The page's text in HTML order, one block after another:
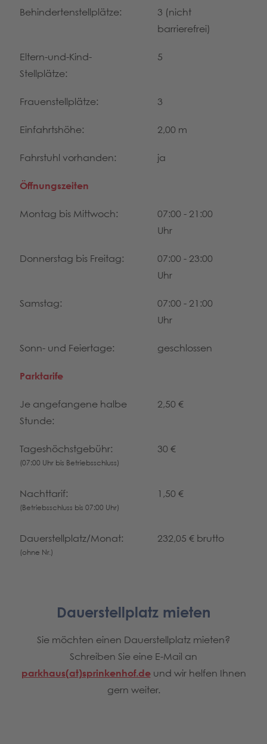
Behindertenstellplätze:
3 (nicht
barrierefrei)
Eltern-und-Kind-
Stellplätze:
5
Frauenstellplätze: 3
Einfahrtshöhe: 2,00 m
Fahrstuhl vorhanden: ja
Öffnungszeiten
Montag bis Mittwoch:
07:00 - 21:00
Uhr
Donnerstag bis Freitag:
07:00 - 23:00
Uhr
Samstag:
07:00 - 21:00
Uhr
Sonn- und Feiertage: geschlossen
Parktarife
Je angefangene halbe
Stunde:
2,50 €
Tageshöchstgebühr:
(07:00 Uhr bis Betriebsschluss)
30 €
Nachttarif:
(Betriebsschluss bis 07:00 Uhr)
1,50 €
Dauerstellplatz/Monat:
(ohne Nr.)
232,05 € brutto
Dauerstellplatz mieten
Sie möchten einen Dauerstellplatz mieten?
Schreiben Sie eine E-Mail an
parkhaus(at)sprinkenhof.deund wir helfen Ihnen
gern weiter.